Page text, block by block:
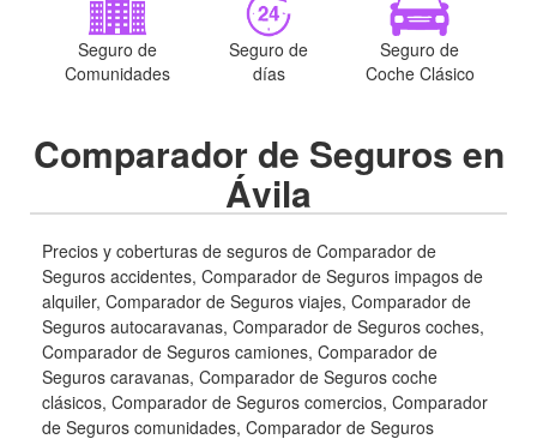
Seguro de
Comunidades
Seguro de
días
Seguro de
Coche Clásico
Comparador de Seguros en
Ávila
Precios y coberturas de seguros de Comparador de
Seguros accidentes, Comparador de Seguros impagos de
alquiler, Comparador de Seguros viajes, Comparador de
Seguros autocaravanas, Comparador de Seguros coches,
Comparador de Seguros camiones, Comparador de
Seguros caravanas, Comparador de Seguros coche
clásicos, Comparador de Seguros comercios, Comparador
de Seguros comunidades, Comparador de Seguros